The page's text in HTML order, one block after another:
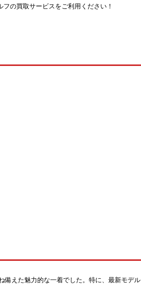
の買取サービスをご利用ください！
備えた魅力的な一着でした。特に、最新モデル